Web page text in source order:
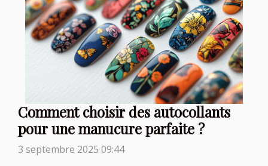
Comment choisir des autocollants
pour une manucure parfaite ?
3 septembre 2025 09:44